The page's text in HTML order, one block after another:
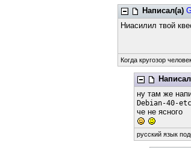
Написал(а)
Ниасилил твой
Когда кругозор
ну там же
Debian-40-
че не ясного
русский язык